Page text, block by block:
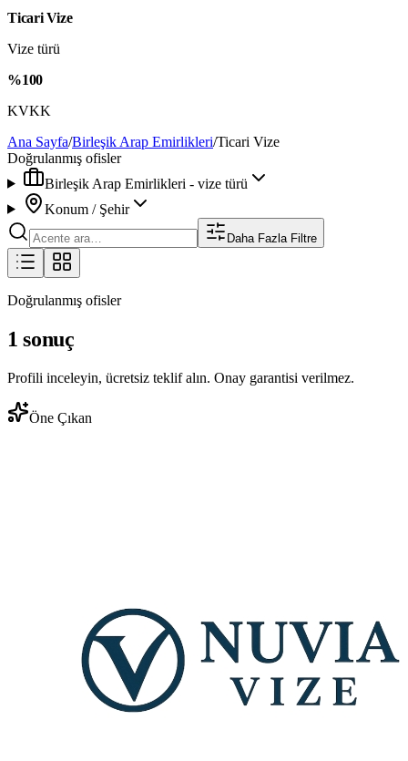
Ticari Vize
Vize türü
%100
KVKK
Ana Sayfa/Birleşik Arap Emirlikleri/Ticari Vize
Doğrulanmış ofisler
Birleşik Arap Emirlikleri - vize türü
Konum / Şehir
Daha Fazla Filtre
Doğrulanmış ofisler
1 sonuç
Profili inceleyin, ücretsiz teklif alın. Onay garantisi verilmez.
Öne Çıkan